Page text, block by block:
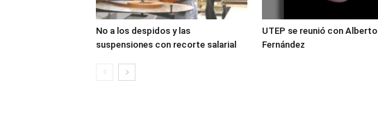
No a los despidos y las
suspensiones con recorte salarial
UTEP se reunió con Alberto
Fernández